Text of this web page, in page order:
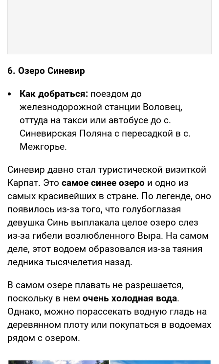
6. Озеро Синевир
Как добраться: поездом до
железнодорожной станции Воловец,
оттуда на такси или автобусе до с.
Синевирская Поляна с пересадкой в с.
Межгорье.
Синевир давно стал туристической визиткой
Карпат. Это самое синее озеро и одно из
самых красивейших в стране. По легенде, оно
появилось из-за того, что голубоглазая
девушка Синь выплакала целое озеро слез
из-за гибели возлюбленного Выра. На самом
деле, этот водоем образовался из-за таяния
ледника тысячелетия назад.
В самом озере плавать не разрешается,
поскольку в нем очень холодная вода.
Однако, можно порассекать водную гладь на
деревянном плоту или покупаться в водоемах
рядом с озером.